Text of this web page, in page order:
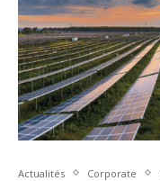
Actualités Corporate